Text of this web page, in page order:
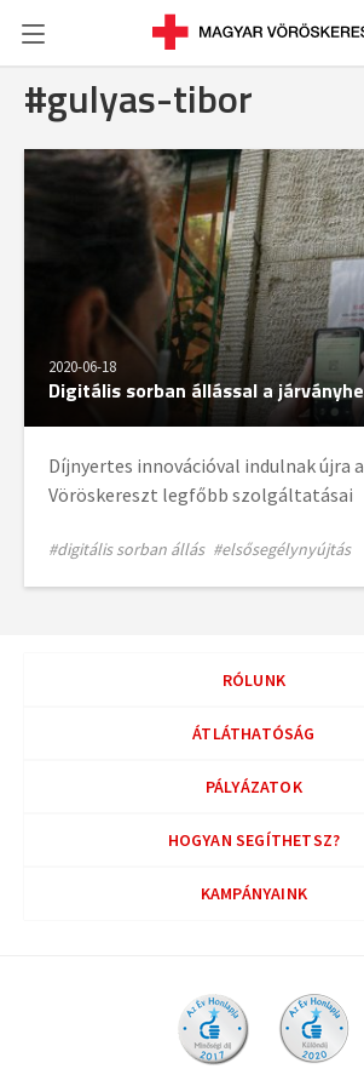
#gulyas-tibor
2020-06-18
Digitális sorban állással a
Díjnyertes innovációval indulnak újra
Vöröskereszt legfőbb szolgáltatásai
#digitális sorban állás #elsősegélynyújtás
RÓLUNK
ÁTLÁTHATÓSÁG
PÁLYÁZATOK
HOGYAN SEGÍTHETSZ?
KAMPÁNYAINK